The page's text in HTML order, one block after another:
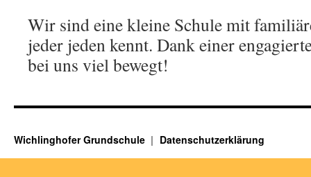
Wir sind eine kleine Schule mit
jeder jeden kennt. Dank einer
bei uns viel bewegt!
Wichlinghofer Grundschule Datenschutzerklärung